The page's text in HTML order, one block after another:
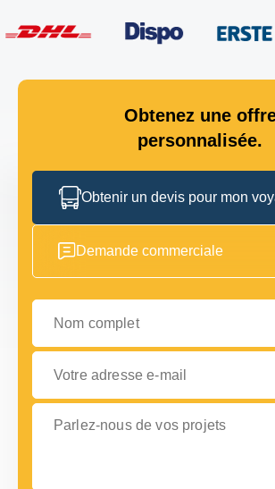
Obtenez une
personnalisée.
Obtenir un devis pour mon
Demande commerciale
Nom complet
Votre adresse e-mail
Parlez-nous de vos projets